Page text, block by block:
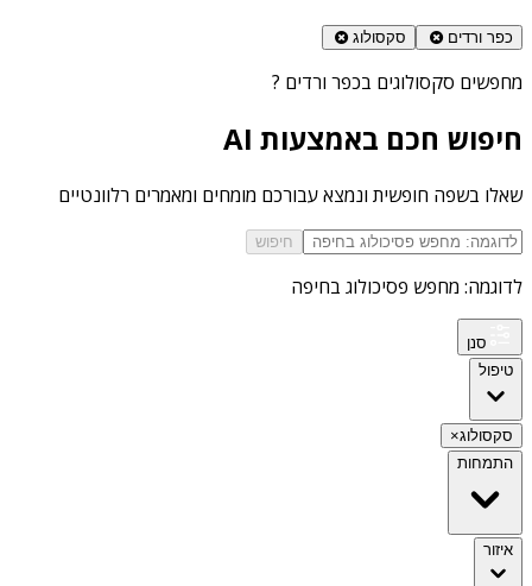
כפר ורדים סקסולוג
מחפשים סקסולוגים בכפר ורדים ?
חיפוש חכם באמצעות AI
שאלו בשפה חופשית ונמצא עבורכם מומחים ומאמרים רלוונטיים
חיפוש
לדוגמה: מחפש פסיכולוג בחיפה
סנן
טיפול
סקסולוג×
התמחות
איזור